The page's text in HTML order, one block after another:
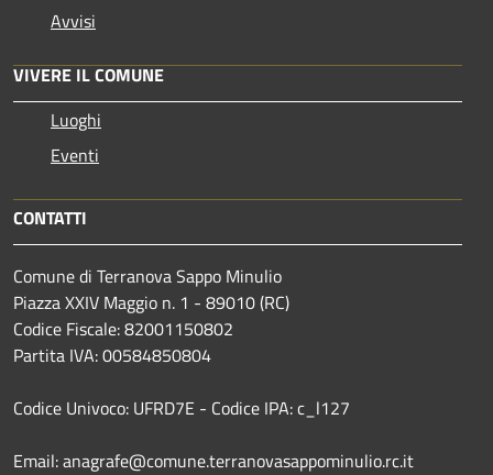
Avvisi
VIVERE IL COMUNE
Luoghi
Eventi
CONTATTI
Comune di Terranova Sappo Minulio
Piazza XXIV Maggio n. 1 - 89010 (RC)
Codice Fiscale: 82001150802
Partita IVA: 00584850804
Codice Univoco: UFRD7E - Codice IPA: c_l127
Email: anagrafe@comune.terranovasappominulio.rc.it